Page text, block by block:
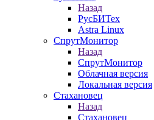
Назад
РусБИТех
Astra Linux
СпрутМонитор
Назад
СпрутМонитор
Облачная версия
Локальная версия
Стахановец
Назад
Стахановец